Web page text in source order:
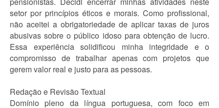
setor por princípios éticos e morais. Como profissional,
não aceitei a obrigatoriedade de aplicar taxas de juros
abusivas sobre o público idoso para obtenção de lucro.
Essa experiência solidificou minha integridade e o
compromisso de trabalhar apenas com projetos que
gerem valor real e justo para as pessoas.
Redação e Revisão Textual
Domínio pleno da língua portuguesa, com foco em